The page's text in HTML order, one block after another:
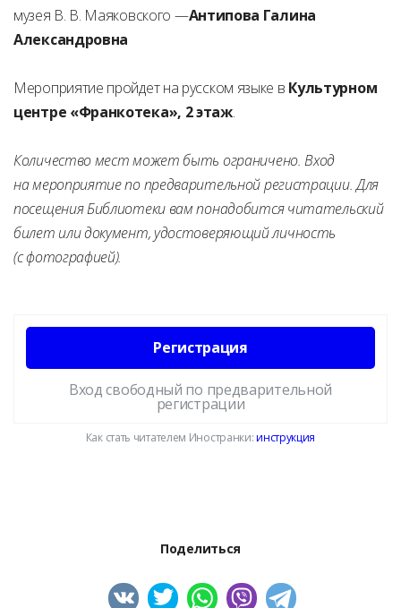
музея В. В. Маяковского —Антипова Галина
Александровна
Мероприятие пройдет на русском языке в Культурном
центре «Франкотека», 2 этаж.
Количество мест может быть ограничено. Вход
на мероприятие по предварительной регистрации. Для
посещения Библиотеки вам понадобится читательский
билет или документ, удостоверяющий личность
(с фотографией).
Регистрация
Вход свободный по предварительной
регистрации
Как стать читателем Иностранки:инструкция
Поделиться